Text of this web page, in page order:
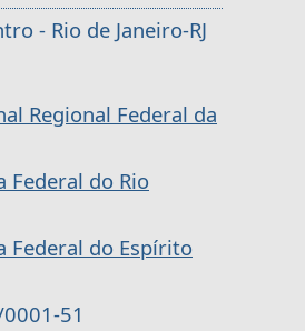
- Rio de Janeiro-RJ
Regional Federal da
Federal do Rio
Federal do Espírito
51